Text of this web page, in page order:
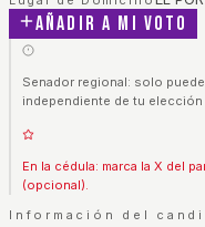
Añadir a mi voto
Senador regional: solo
independiente de tu elección
En la cédula: marca la X del
(opcional).
Información del